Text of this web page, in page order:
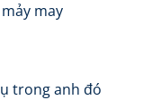
may
trong anh đó